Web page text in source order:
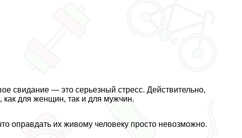
свидание — это серьезный стресс. Действительно,
как для женщин, так и для мужчин.
оправдать их живому человеку просто невозможно.